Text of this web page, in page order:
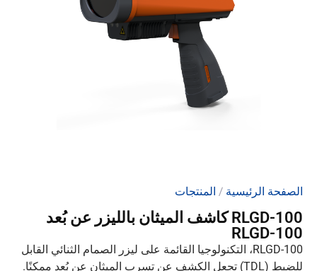
الصفحة الرئيسية / المنتجات
RLGD-100 كاشف الميثان بالليزر عن بُعد
RLGD-100
RLGD-100، التكنولوجيا القائمة على ليزر الصمام الثنائي القابل
للضبط (TDL) تجعل الكشف عن تسرب الميثان عن بُعد ممكنًا.